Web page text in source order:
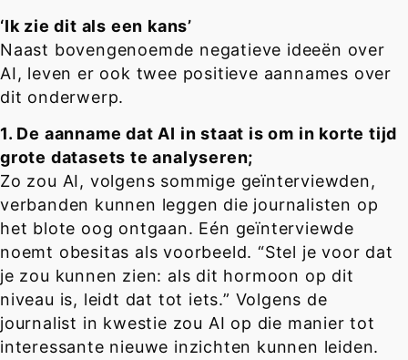
‘Ik zie dit als een kans’
Naast bovengenoemde negatieve ideeën over
AI, leven er ook twee positieve aannames over
dit onderwerp.
1. De aanname dat AI in staat is om in korte tijd
grote datasets te analyseren;
Zo zou AI, volgens sommige geïnterviewden,
verbanden kunnen leggen die journalisten op
het blote oog ontgaan. Eén geïnterviewde
noemt obesitas als voorbeeld. “Stel je voor dat
je zou kunnen zien: als dit hormoon op dit
niveau is, leidt dat tot iets.” Volgens de
journalist in kwestie zou AI op die manier tot
interessante nieuwe inzichten kunnen leiden.